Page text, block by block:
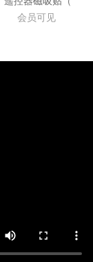
会员可见